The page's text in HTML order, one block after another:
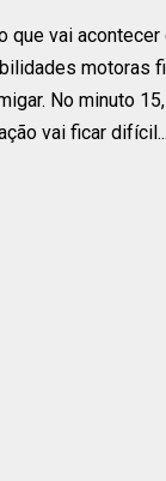
que vai
motoras
No minuto
vai ficar